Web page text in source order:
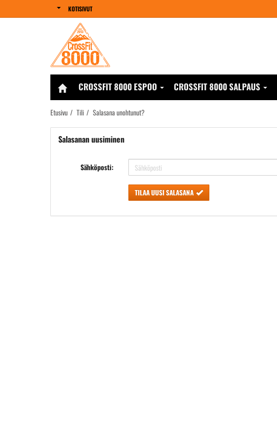
KOTISIVUT
CROSSFIT 8000 ESPOO CROSSFIT 8000 SALPAUS
Etusivu Tili Salasana unohtunut?
Salasanan uusiminen
Sähköposti:
TILAA UUSI SALASANA